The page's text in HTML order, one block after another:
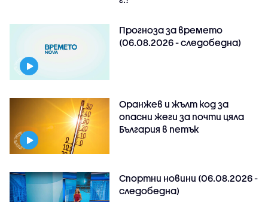
Прогноза за времето
(06.08.2026 - следобедна)
Оранжев и жълт код за
опасни жеги за почти цяла
България в петък
Спортни новини (06.08.2026 -
следобедна)